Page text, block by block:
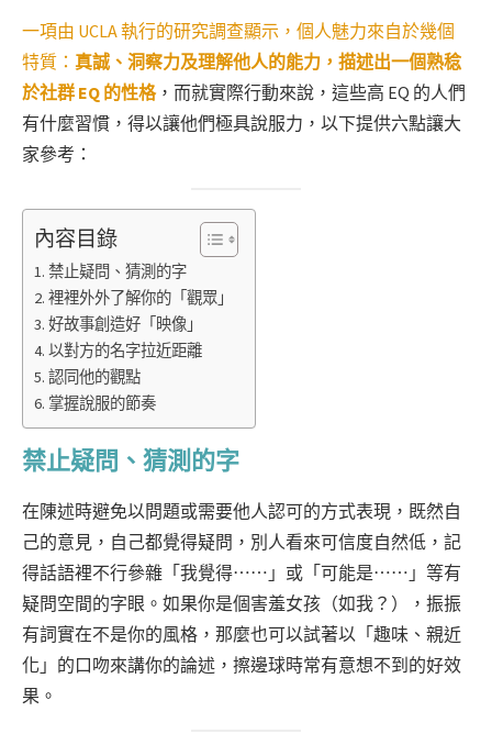
一項由 UCLA 執行的研究調查顯示，個人魅力來自於幾個
特質： 真誠、洞察力及理解他人的能力，描述出一個熟稔
於社群 EQ 的性格，而就實際行動來說，這些高 EQ 的人們
有什麼習慣，得以讓他們極具說服力，以下提供六點讓大
家參考：
內容目錄
禁止疑問、猜測的字
裡裡外外了解你的「觀眾」
好故事創造好「映像」
以對方的名字拉近距離
認同他的觀點
掌握說服的節奏
禁止疑問、猜測的字
在陳述時避免以問題或需要他人認可的方式表現，既然自
己的意見，自己都覺得疑問，別人看來可信度自然低，記
得話語裡不行參雜「我覺得⋯⋯」或「可能是⋯⋯」等有
疑問空間的字眼。如果你是個害羞女孩（如我？），振振
有詞實在不是你的風格，那麼也可以試著以「趣味、親近
化」的口吻來講你的論述，擦邊球時常有意想不到的好效
果。